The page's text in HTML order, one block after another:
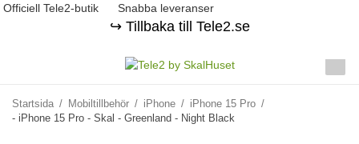
Officiell Tele2-butik Snabba leveranser
↪️ Tillbaka till Tele2.se
Startsida / Mobiltillbehör / iPhone / iPhone 15 Pro /
- iPhone 15 Pro - Skal - Greenland - Night Black